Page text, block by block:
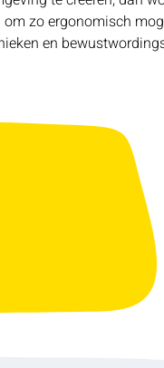
zo ergonomisch
en